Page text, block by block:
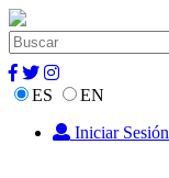
ES
EN
Iniciar Sesión